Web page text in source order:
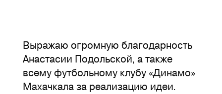
Выражаю огромную благодарность
Анастасии Подольской, а также
всему футбольному клубу «Динамо»
Махачкала за реализацию идеи.